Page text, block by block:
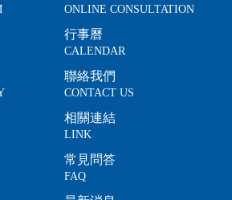
ONLINE CONSULTATION
行事曆
CALENDAR
聯絡我們
CONTACT US
相關連結
LINK
常見問答
FAQ